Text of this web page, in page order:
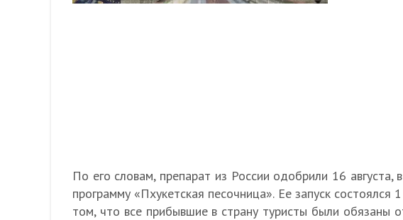
По его словам, препарат из России одобрили 16 августа,
программу «Пхукетская песочница». Ее запуск
том, что все прибывшие в страну туристы были обязаны